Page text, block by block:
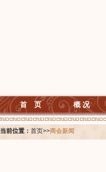
首 页 概 况
当前位置： 首页>>商会新闻